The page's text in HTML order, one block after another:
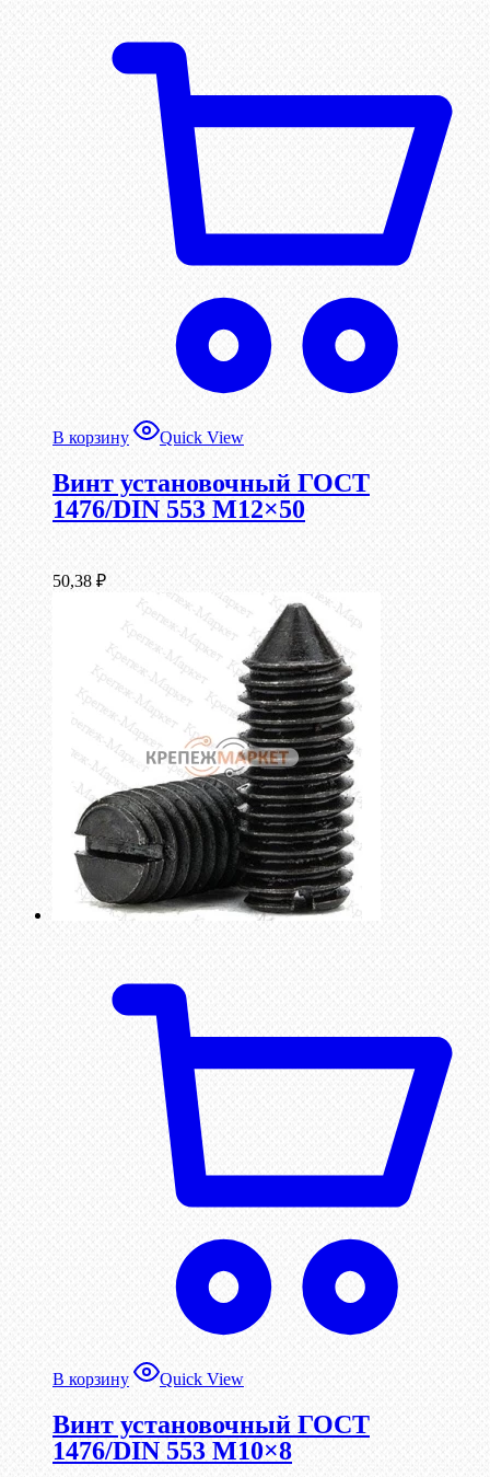
В корзину Quick View
Винт установочный ГОСТ
1476/DIN 553 М12×50
50,38 ₽
В корзину Quick View
Винт установочный ГОСТ
1476/DIN 553 М10×8